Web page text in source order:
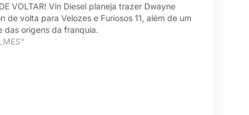
VOLTAR! Vin Diesel planeja trazer Dwayne
de volta para Velozes e Furiosos 11, além de um
das origens da franquia.